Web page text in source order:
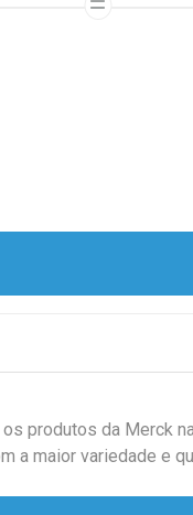
produtos da Merck
a maior variedade e